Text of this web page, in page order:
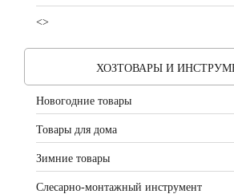
<>
ХОЗТОВАРЫ И
Новогодние товары
Товары для дома
Зимние товары
Слесарно-монтажный инструмент